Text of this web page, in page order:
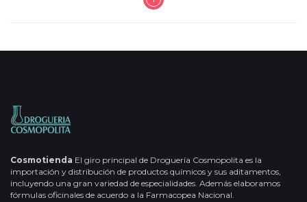
Cosmotienda El giro principal de Droguería Cosmopolita es la
importación y distribución de productos químicos y sus aditamentos,
incluyendo una gran variedad de especialidades. Además elaboramos
fórmulas oficinales de acuerdo a la Farmacopea Nacional.